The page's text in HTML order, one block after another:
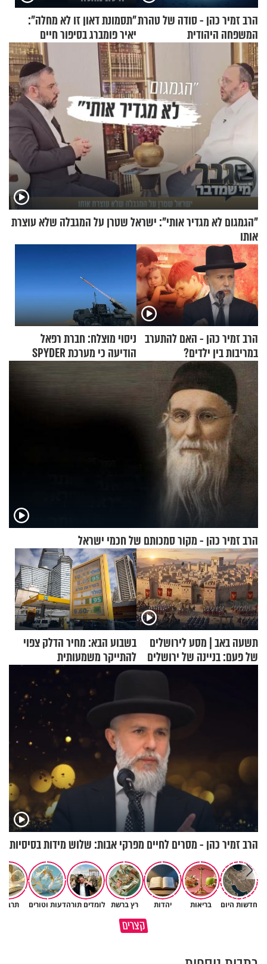
הרב זמיר כהן - סודה של טהרת
המשפחה היהודית
"תסמונת דאון זו לא מחלה":
יאיר פומברג בסיפור חיים
מעורר השראה
"הגמגום לא מגדיר אותי": ישראל שטרן על המגבלה שלא עוצרת
אותו
הרב זמיר כהן - האם להתערב
במריבות בין ילדים?
ניסוי מוצלח: חברת רפאל
הודיעה כי מערכת SPYDER
הרב זמיר כהן - מקור סמכותם של חכמי ישראל
תשעה באב | מסע לירושלים
של פעם: בניינה של ירושלים
בשבוע הבא: מחיר הדלק צפוי
להתייקר משמעותית
הרב זמיר כהן - מסרים לחיים מפרקי אבות: שלוש מידות בסיסיות
חדשות היום בריאות יהדות רץ ברשת לומדים תורהדעות וטורים
קצריםמדוע האמונה נמשלה למלח?
גם ׳הרע׳ זה הרחמים של בורא